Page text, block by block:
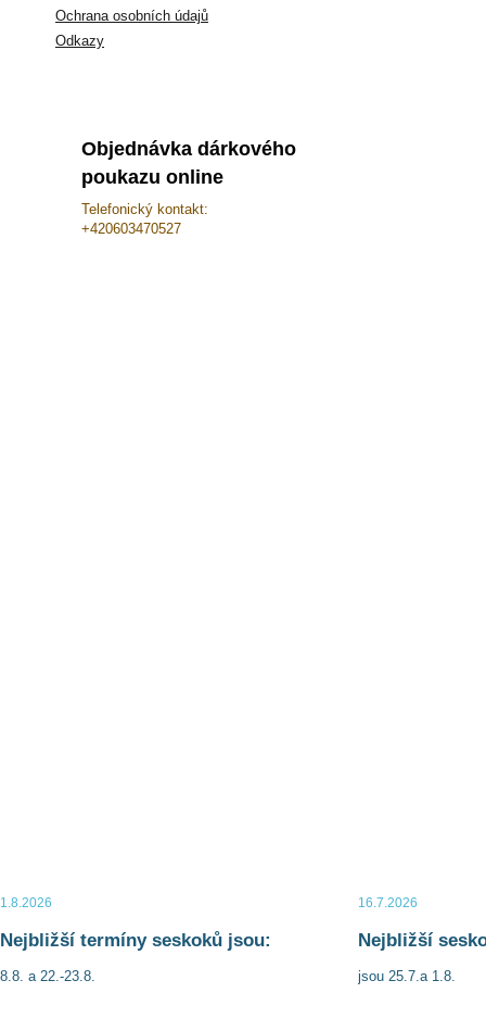
Ochrana osobních údajů
Odkazy
Objednávka dárkového
poukazu online
Telefonický kontakt:
+420603470527
1.8.2026
Nejbližší termíny seskoků jsou:
8.8. a 22.-23.8.
16.7.2026
Nejbližší
jsou 25.7.a 1.8.